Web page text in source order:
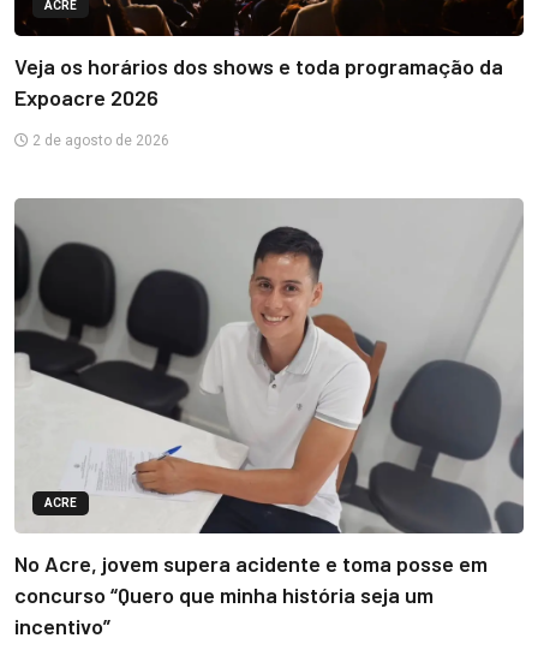
ACRE
Veja os horários dos shows e toda programação da
Expoacre 2026
2 de agosto de 2026
ACRE
No Acre, jovem supera acidente e toma posse em
concurso “Quero que minha história seja um
incentivo”